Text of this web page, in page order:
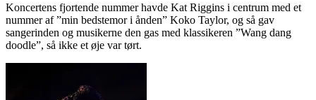
Koncertens fjortende nummer havde Kat Riggins i centrum med et
nummer af ”min bedstemor i ånden” Koko Taylor, og så gav
sangerinden og musikerne den gas med klassikeren ”Wang dang
doodle”, så ikke et øje var tørt.